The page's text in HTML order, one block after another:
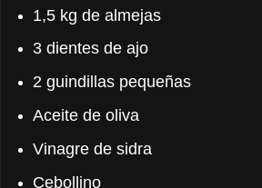
1,5 kg de almejas
3 dientes de ajo
2 guindillas pequeñas
Aceite de oliva
Vinagre de sidra
Cebollino